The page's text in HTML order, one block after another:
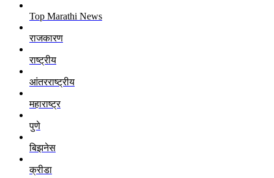
Top Marathi News
राजकारण
राष्ट्रीय
आंतरराष्ट्रीय
महाराष्ट्र
पुणे
बिझनेस
क्रीडा